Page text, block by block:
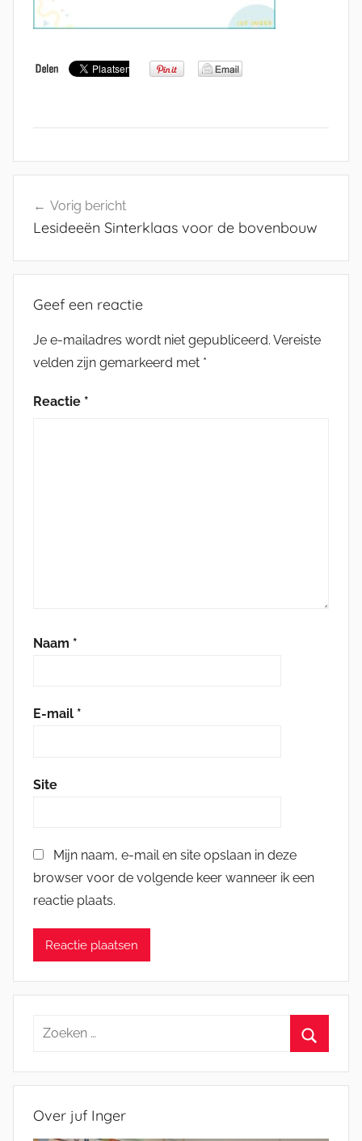
navigatie
Vorig bericht
Lesideeën Sinterklaas voor de bovenbouw
Geef een reactie
Je e-mailadres wordt niet gepubliceerd. Vereiste
velden zijn gemarkeerd met *
Reactie *
Naam *
E-mail *
Site
Mijn naam, e-mail en site opslaan in deze
browser voor de volgende keer wanneer ik een
reactie plaats.
Zoeken
Over juf Inger